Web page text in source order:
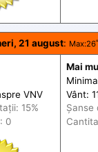
21 august: Max
spre VNV
: 15%
0
Mai
Vânt:
Șanse